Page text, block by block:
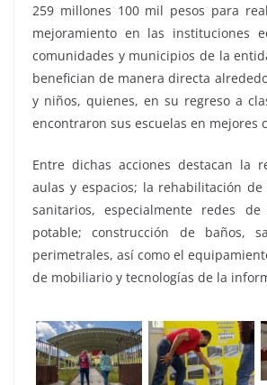
259 millones 100 mil pesos para
mejoramiento en las instituciones
comunidades y municipios de la
benefician de manera directa
y niños, quienes, en su regreso a
encontraron sus escuelas en mejores
Entre dichas acciones destacan la
aulas y espacios; la rehabilitación de
sanitarios, especialmente redes
potable; construcción de baños,
perimetrales, así como el
de mobiliario y tecnologías de la